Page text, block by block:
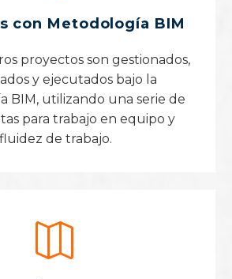
con Metodología BIM
proyectos son gestionados,
y ejecutados bajo la
BIM, utilizando una serie de
para trabajo en equipo y
fluidez de trabajo.

